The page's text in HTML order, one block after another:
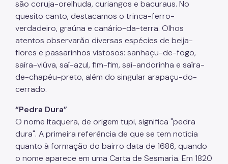
são coruja-orelhuda, curiangos e bacuraus. No
quesito canto, destacamos o trinca-ferro-
verdadeiro, graúna e canário-da-terra. Olhos
atentos observarão diversas espécies de beija-
flores e passarinhos vistosos: sanhaçu-de-fogo,
saíra-viúva, saí-azul, fim-fim, saí-andorinha e saíra-
de-chapéu-preto, além do singular arapaçu-do-
cerrado.
“Pedra Dura”
O nome Itaquera, de origem tupi, significa "pedra
dura". A primeira referência de que se tem notícia
quanto à formação do bairro data de 1686, quando
o nome aparece em uma Carta de Sesmaria. Em 1820